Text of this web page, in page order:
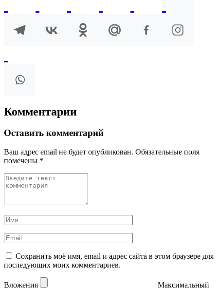
Комментарии
Оставить комментарий
Ваш адрес email не будет опубликован. Обязательные поля
помечены *
Сохранить моё имя, email и адрес сайта в этом браузере для
последующих моих комментариев.
Вложения
Максимальный